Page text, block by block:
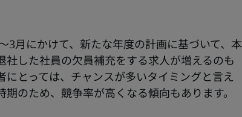
3月にかけて、新たな年度の計画に基づいて、本
した社員の欠員補充をする求人が増えるのも
にとっては、チャンスが多いタイミングと言え
のため、競争率が高くなる傾向もあります。